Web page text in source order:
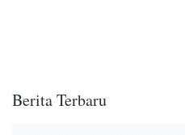
Berita Terbaru